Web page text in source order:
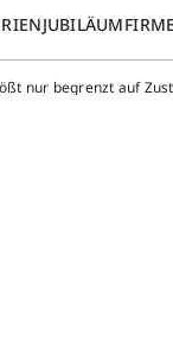
JUBILÄUM
nur begrenzt auf